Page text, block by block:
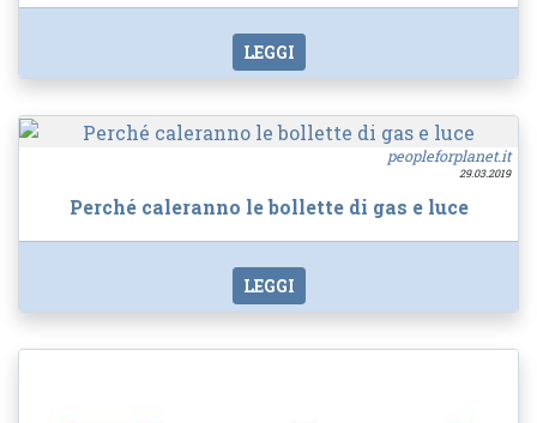
LEGGI
peopleforplanet.it
29.03.2019
Perché caleranno le bollette di gas e luce
LEGGI